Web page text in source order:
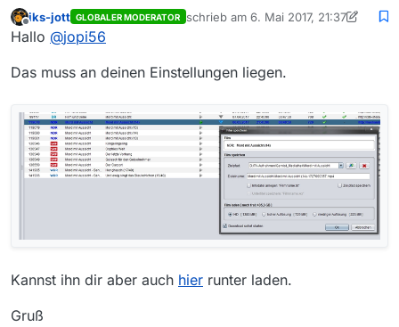
Aussicht”.
Folge 13+15 sind über 1GB groß.
Gibt es für diese Folge 14 auch einen Link mit dem
Offline
iks-jott GLOBALER MODERATOR schrieb am 6. Mai 2017, 21:37
zuletzt editiert von iks-jott5. Juni
Hallo @jopi56
Das muss an deinen Einstellungen liegen.
Kannst ihn dir aber auch hier runter laden.
Gruß